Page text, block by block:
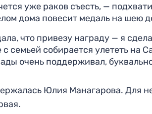
уже раков съесть, —
дома повесит медаль на шею
что привезу награду — я
с семьей собирается улететь
очень поддерживал,
Юлия Манагарова. Для